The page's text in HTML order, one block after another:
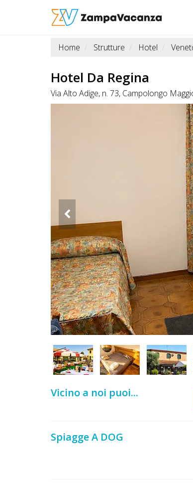
STRUTTURE
OFFERTE
CHIEDI
CODICE
SCONTO
Lavora
Home Strutture Hotel
Hotel Da Regina
Via Alto Adige, n. 73, Campolongo
Vicino a noi puoi...
Spiagge A DOG